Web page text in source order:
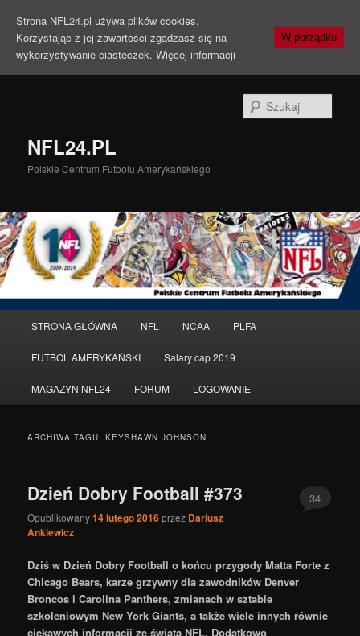
NFL24.PL
Polskie Centrum Futbolu Amerykańskiego
główne
Przeskocz
do
tekstu
Przeskocz
do
widgetów
STRONA GŁÓWNA NFL NCAA PLFA
FUTBOL AMERYKAŃSKI Salary cap 2019
MAGAZYN NFL24 FORUM LOGOWANIE
ARCHIWA TAGU:KEYSHAWN JOHNSON
Dzień Dobry Football #373
Opublikowany14 lutego 2016przez Dariusz
Ankiewicz
34
Dziś w Dzień Dobry Football o końcu przygody Matta Forte z
Chicago Bears, karze grzywny dla zawodników Denver
Broncos i Carolina Panthers, zmianach w sztabie
szkoleniowym New York Giants, a także wiele innych równie
ciekawych informacji ze świata NFL. Dodatkowo
Strona NFL24.pl używa plików cookies.
Korzystając z jej zawartości zgadzasz się na
wykorzystywanie ciasteczek. Więcej informacji
W porządku